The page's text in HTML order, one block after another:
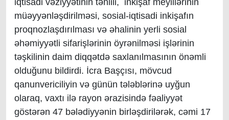
iqtisadi vəziyyətinin təhlili, inkişaf meyillərinin
müəyyənləşdirilməsi, sosial-iqtisadi inkişafın
proqnozlaşdırılması və əhalinin yerli sosial
əhəmiyyətli sifarişlərinin öyrənilməsi işlərinin
təşkilinin daim diqqətdə saxlanılmasının önəmli
olduğunu bildirdi. İcra Başçısı, mövcud
qanunvericiliyin və günün tələblərinə uyğun
olaraq, vaxtı ilə rayon ərazisində fəaliyyət
göstərən 47 bələdiyyənin birləşdirilərək, cəmi 17